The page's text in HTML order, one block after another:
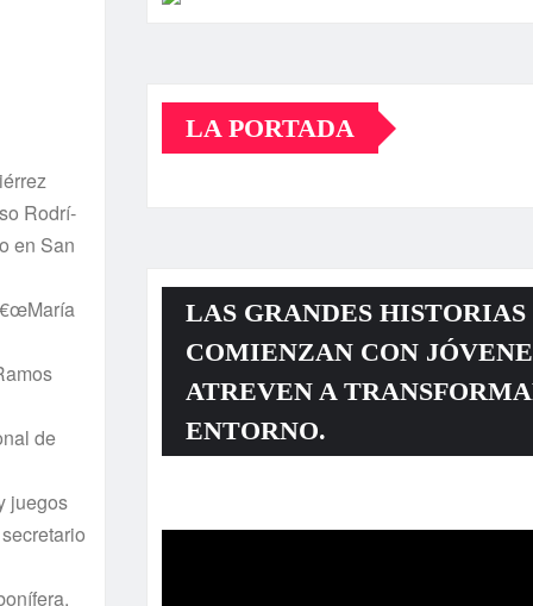
Rodrí­
en San
de
juegos
LA PORTADA
LAS GRANDES HISTORIAS
COMIENZAN CON
ATREVEN A
ENTORNO.